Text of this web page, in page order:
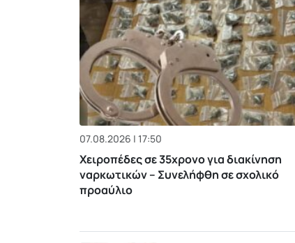
07.08.2026 | 17:50
Χειροπέδες σε 35χρονο για διακίνηση
ναρκωτικών – Συνελήφθη σε σχολικό
προαύλιο